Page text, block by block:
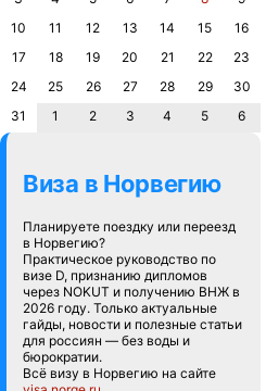
10
11 12 13 14 15
16
17
18 19 20 21 22
23
24
25 26 27 28 29
30
31
1 2 3 4 5 6
Виза в Норвегию
Планируете поездку или переезд
в Норвегию?
Практическое руководство по
визе D, признанию дипломов
через NOKUT и получению ВНЖ в
2026 году. Только актуальные
гайды, новости и полезные статьи
для россиян — без воды и
бюрократии.
Всё визу в Норвегию на сайте